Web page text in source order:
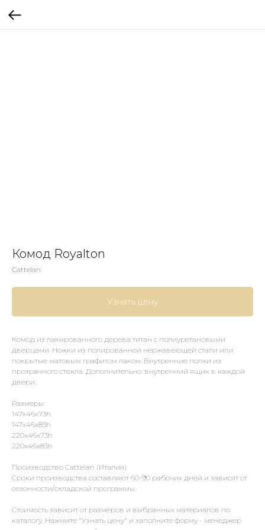
Комод Royalton
Cattelan
Узнать цену
Комод из лакированного дерева титан с полиуретановыми
дверцами. Ножки из полированной нержавеющей стали или
покрытые матовым графитом лаком. Внутренние полки из
прозрачного стекла. Дополнительно: внутренний ящик в каждой
двери.
Размеры:
147x46x73h
147x46x83h
220x46x73h
220x46x83h
Производство Cattelan (Италия)
Сроки производства составляют 60-90 рабочих дней и зависят от
сезонности/складской программы.
Стоимость зависит от размеров и выбранных материалов по
каталогу. Нажмите "Узнать цену" и заполните форму - менеджер